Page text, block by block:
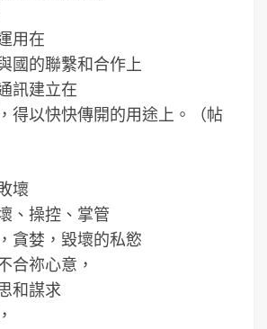
用在
國的聯繫和合作上
訊建立在
得以快快傳開的用途上。（帖
壞
、操控、掌管
貪婪，毀壞的私慾
合祢心意，
和謀求